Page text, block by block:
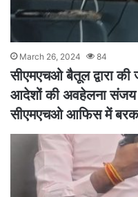
March 26, 2024 84
सीएमएचओ बैतूल द्वारा की
आदेशों की अवहेलना
सीएमएचओ आफिस में